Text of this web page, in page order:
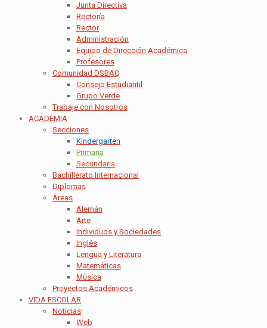
Junta Directiva
Rectoría
Rector
Administración
Equipo de Dirección Académica
Profesores
Comunidad DSBAQ
Consejo Estudiantil
Grupo Verde
Trabaje con Nosotros
ACADEMIA
Secciones
Kindergarten
Primaria
Secundaria
Bachillerato Internacional
Diplomas
Áreas
Alemán
Arte
Individuos y Sociedades
Inglés
Lengua y Literatura
Matemáticas
Música
Proyectos Académicos
VIDA ESCOLAR
Noticias
Web